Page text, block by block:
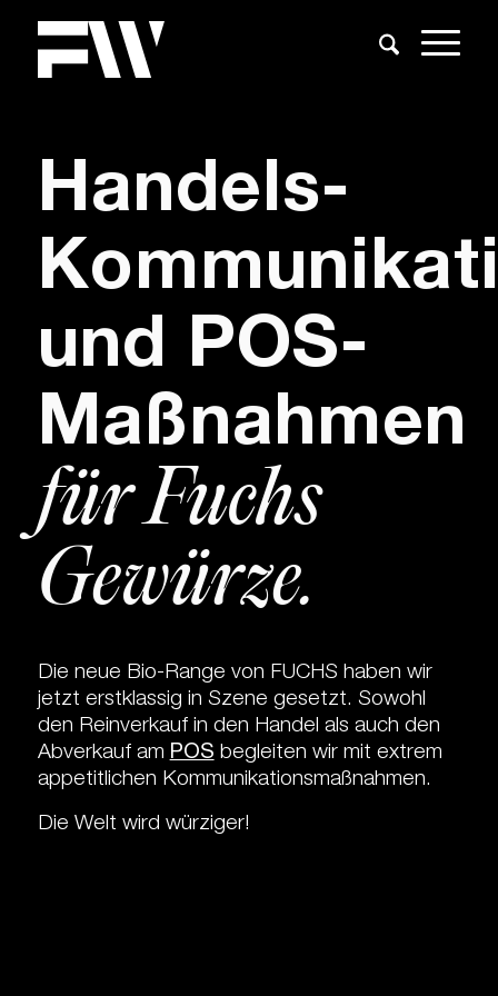
Handels-
und POS-
Maßnahmen
für Fuchs
Gewürze.
Die neue Bio-Range von FUCHS haben wir
jetzt erstklassig in Szene gesetzt. Sowohl
den Reinverkauf in den Handel als auch den
Abverkauf am POS begleiten wir mit extrem
appetitlichen Kommunikationsmaßnahmen.
Die Welt wird würziger!